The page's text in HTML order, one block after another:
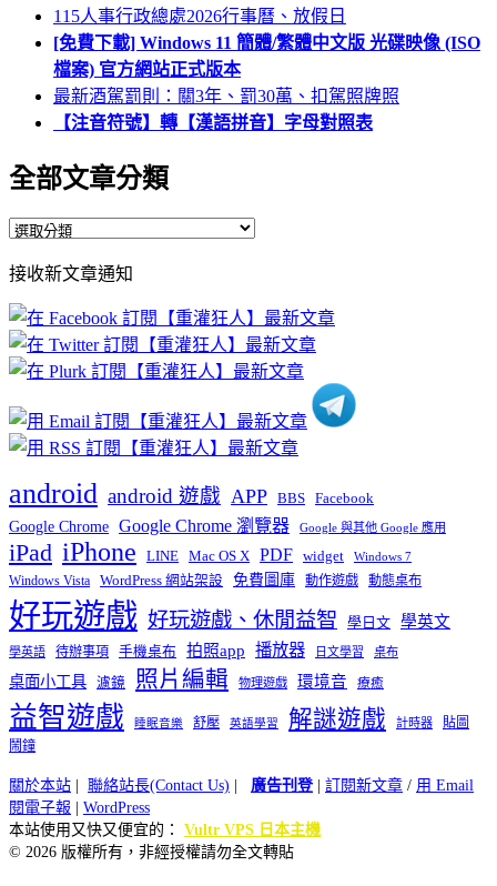
115人事行政總處2026行事曆、放假日
[免費下載] Windows 11 簡體/繁體中文版 光碟映像 (ISO
檔案) 官方網站正式版本
最新酒駕罰則：關3年、罰30萬、扣駕照牌照
【注音符號】轉【漢語拼音】字母對照表
全部文章分類
全
文
章
分
類
接收新文章通知
android android 遊戲 APP BBS Facebook
Google Chrome Google Chrome 瀏覽器 Google 與其他 Google 應用
iPad iPhone LINE Mac OS X PDF widget Windows 7
Windows Vista WordPress 網站架設 免費圖庫 動作遊戲 動態桌布
好玩遊戲 好玩遊戲、休閒益智 學日文 學英文
學英語 待辦事項 手機桌布 拍照app 播放器 日文學習 桌布
桌面小工具 濾鏡 照片編輯 物理遊戲 環境音 療癒
益智遊戲 睡眠音樂 舒壓 英語學習 解謎遊戲 計時器
貼圖
鬧鐘
關於本站 | 聯絡站長(Contact Us) | 廣告刊登| 訂閱新文章 / 用 Email
閱電子報 | WordPress
本站使用又快又便宜的： Vultr VPS 日本主機
© 2026 版權所有，非經授權請勿全文轉貼